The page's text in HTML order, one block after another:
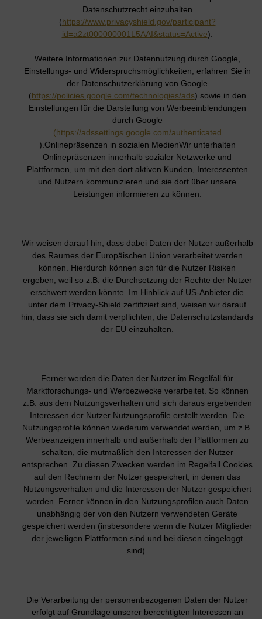
Datenschutzrecht einzuhalten
(https://www.privacyshield.gov/participant?
id=a2zt000000001L5AAI&status=Active).
Weitere Informationen zur Datennutzung durch Google,
Einstellungs- und Widerspruchsmöglichkeiten, erfahren Sie in
der Datenschutzerklärung von Google
(https://policies.google.com/technologies/ads) sowie in den
Einstellungen für die Darstellung von Werbeeinblendungen
durch Google
(https://adssettings.google.com/authenticated
).Onlinepräsenzen in sozialen MedienWir unterhalten
Onlinepräsenzen innerhalb sozialer Netzwerke und
Plattformen, um mit den dort aktiven Kunden, Interessenten
und Nutzern kommunizieren und sie dort über unsere
Leistungen informieren zu können.
Wir weisen darauf hin, dass dabei Daten der Nutzer außerhalb
des Raumes der Europäischen Union verarbeitet werden
können. Hierdurch können sich für die Nutzer Risiken
ergeben, weil so z.B. die Durchsetzung der Rechte der Nutzer
erschwert werden könnte. Im Hinblick auf US-Anbieter die
unter dem Privacy-Shield zertifiziert sind, weisen wir darauf
hin, dass sie sich damit verpflichten, die Datenschutzstandards
der EU einzuhalten.
Ferner werden die Daten der Nutzer im Regelfall für
Marktforschungs- und Werbezwecke verarbeitet. So können
z.B. aus dem Nutzungsverhalten und sich daraus ergebenden
Interessen der Nutzer Nutzungsprofile erstellt werden. Die
Nutzungsprofile können wiederum verwendet werden, um z.B.
Werbeanzeigen innerhalb und außerhalb der Plattformen zu
schalten, die mutmaßlich den Interessen der Nutzer
entsprechen. Zu diesen Zwecken werden im Regelfall Cookies
auf den Rechnern der Nutzer gespeichert, in denen das
Nutzungsverhalten und die Interessen der Nutzer gespeichert
werden. Ferner können in den Nutzungsprofilen auch Daten
unabhängig der von den Nutzern verwendeten Geräte
gespeichert werden (insbesondere wenn die Nutzer Mitglieder
der jeweiligen Plattformen sind und bei diesen eingeloggt
sind).
Die Verarbeitung der personenbezogenen Daten der Nutzer
erfolgt auf Grundlage unserer berechtigten Interessen an